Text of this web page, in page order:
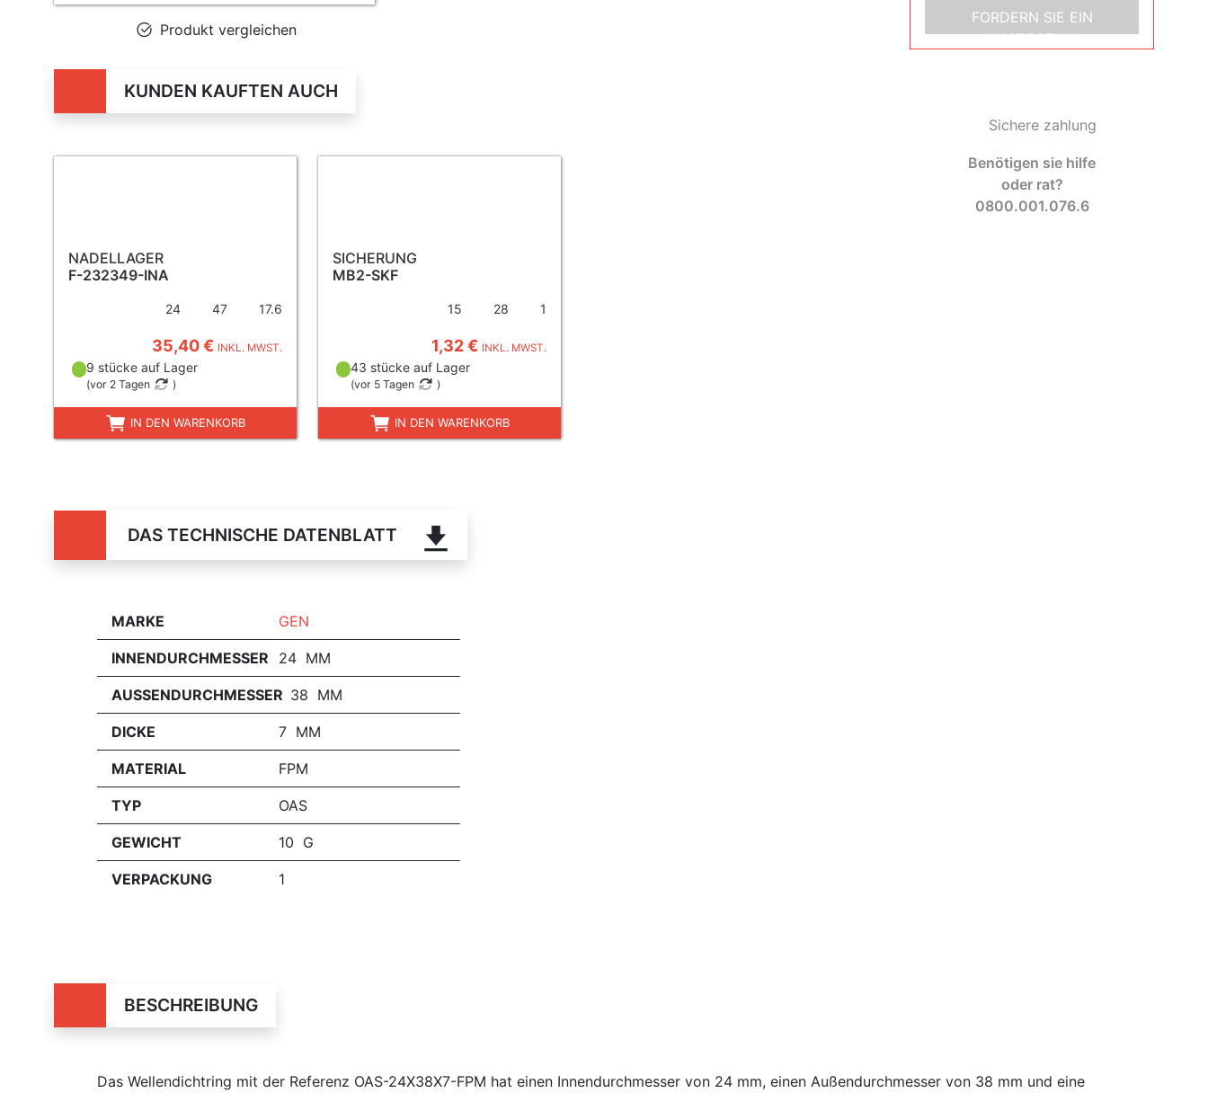
Produkt vergleichen
FORDERN SIE EIN
ANGEBOT AN
Sichere zahlung
Benötigen sie hilfe
oder rat?
0800.001.076.6
KUNDEN KAUFTEN AUCH
NADELLAGER
F-232349-INA
24 47 17.6
35,40 € INKL. MWST.
9 stücke auf Lager
(vor 2 Tagen )
IN DEN WARENKORB
SICHERUNG
MB2-SKF
15 28 1
1,32 € INKL. MWST.
43 stücke auf Lager
(vor 5 Tagen )
IN DEN WARENKORB
DAS TECHNISCHE DATENBLATT
MARKE GEN
INNENDURCHMESSER 24 MM
AUSSENDURCHMESSER 38 MM
DICKE 7 MM
MATERIAL FPM
TYP OAS
GEWICHT 10 G
VERPACKUNG 1
BESCHREIBUNG
Das Wellendichtring mit der Referenz OAS-24X38X7-FPM hat einen Innendurchmesser von 24 mm, einen Außendurchmesser von 38 mm und eine